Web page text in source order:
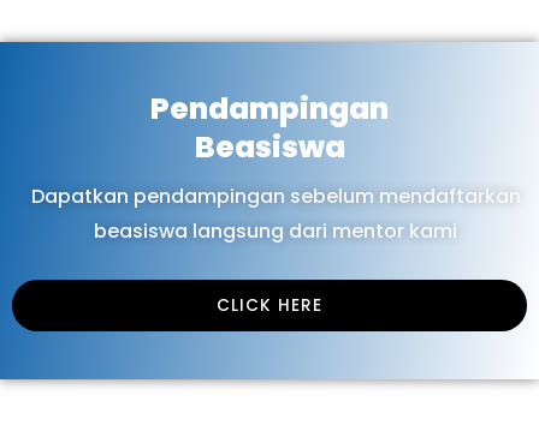
Pendampingan
Beasiswa
Dapatkan pendampingan sebelum mendaftarkan
beasiswa langsung dari mentor kami
CLICK HERE